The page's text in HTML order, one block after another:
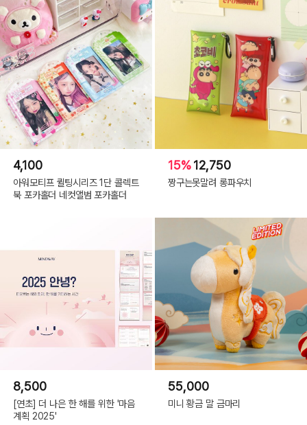
4,100
아워모티프 퀼팅시리즈 1단 콜렉트
북 포카홀더 네컷앨범 포카홀더
15%12,750
짱구는못말려 롱파우치
8,500
[연초] 더 나은 한 해를 위한 '마음
계획 2025'
55,000
미니 황금 말 금마리